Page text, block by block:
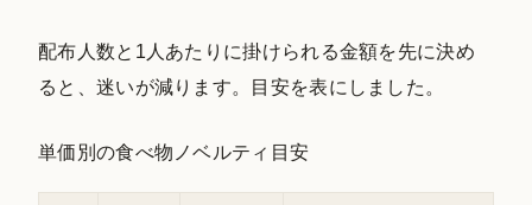
配布人数と1人あたりに掛けられる金額を先に決め
ると、迷いが減ります。目安を表にしました。
単価別の食べ物ノベルティ目安